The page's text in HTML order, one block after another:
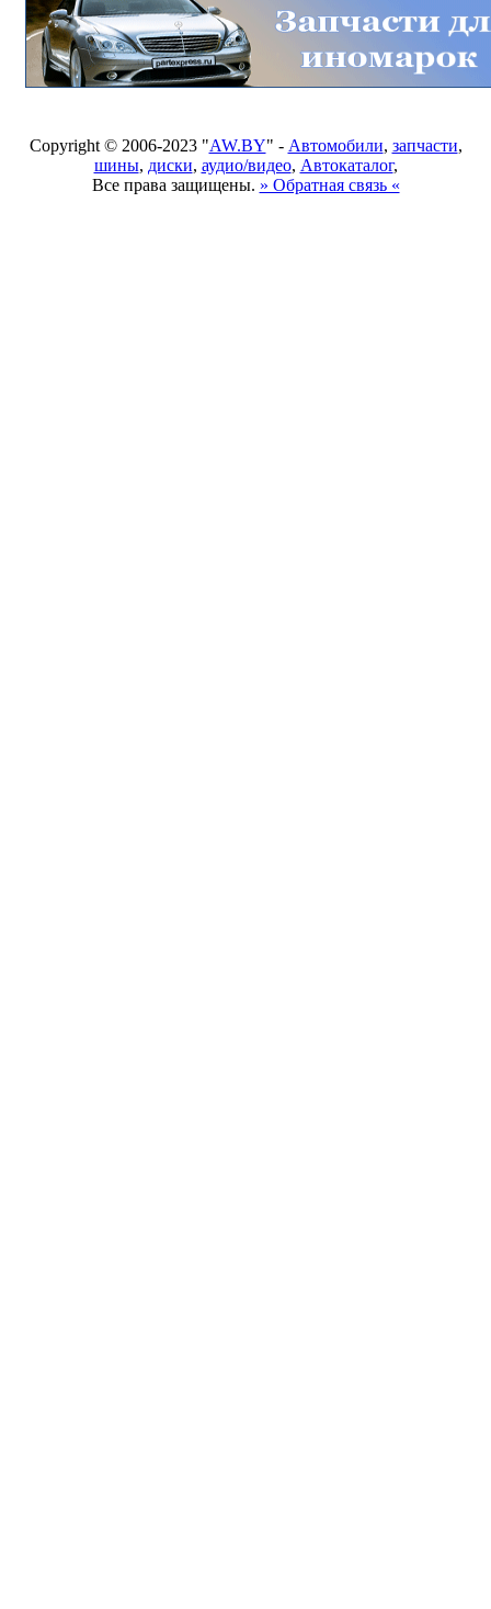
Copyright © 2006-2023 "AW.BY" - Автомобили, запчасти,
шины, диски, аудио/видео, Автокаталог,
Все права защищены. » Обратная связь «